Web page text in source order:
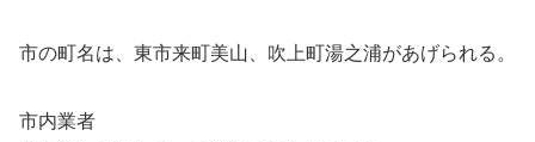
市の町名は、東市来町美山、吹上町湯之浦があげられる。
市内業者